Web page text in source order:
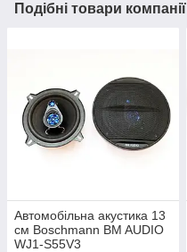
Подібні товари компанії
Автомобільна акустика 13
см Boschmann BM AUDIO
WJ1-S55V3